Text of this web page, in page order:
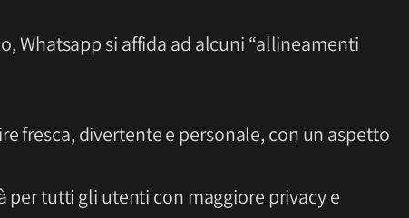
Whatsapp si affida ad alcuni “allineamenti
fresca, divertente e personale, con un aspetto
per tutti gli utenti con maggiore privacy e